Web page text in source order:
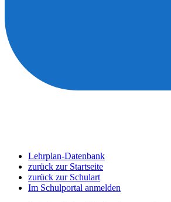
Lehrplan-Datenbank
zurück zur Startseite
zurück zur Schulart
Im Schulportal anmelden